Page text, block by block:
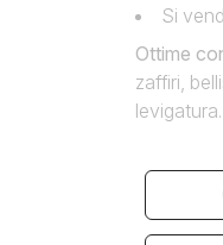
Si
Ottime
zaffiri,
levigatura.